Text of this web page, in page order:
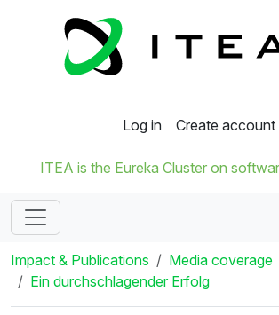
Log in Create account
ITEA is the Eureka Cluster on
Impact & Publications
Media coverage
Ein durchschlagender Erfolg